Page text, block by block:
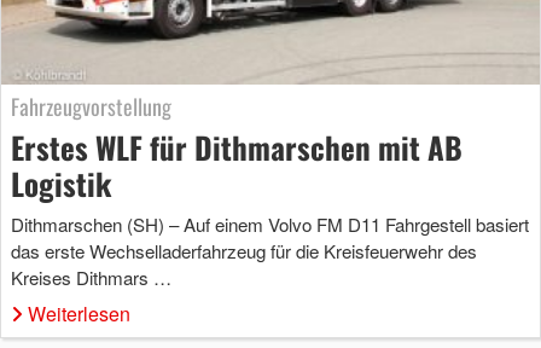
Fahrzeugvorstellung
Erstes WLF für Dithmarschen mit AB
Logistik
Dithmarschen (SH) – Auf einem Volvo FM D11 Fahrgestell basiert
das erste Wechselladerfahrzeug für die Kreisfeuerwehr des
Kreises Dithmars …
Weiterlesen